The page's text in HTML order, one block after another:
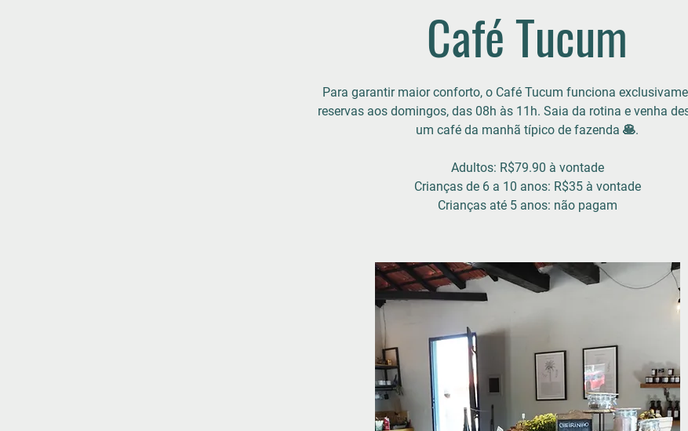
Café Tucum
Para garantir maior conforto, o Café Tucum funciona
reservas aos domingos, das 08h às 11h. Saia da rotina e venha
um café da manhã típico de fazenda 🥞.
Adultos: R$79.90 à vontade
Crianças de 6 a 10 anos: R$35 à vontade